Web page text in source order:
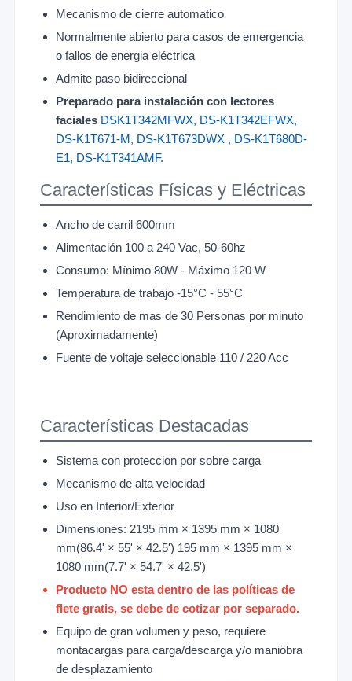
Mecanismo de cierre automatico
Normalmente abierto para casos de emergencia
o fallos de energia eléctrica
Admite paso bidireccional
Preparado para instalación con lectores
faciales DSK1T342MFWX, DS-K1T342EFWX,
DS-K1T671-M, DS-K1T673DWX , DS-K1T680D-
E1, DS-K1T341AMF.
Características Físicas y Eléctricas
Ancho de carril 600mm
Alimentación 100 a 240 Vac, 50-60hz
Consumo: Mínimo 80W - Máximo 120 W
Temperatura de trabajo -15°C - 55°C
Rendimiento de mas de 30 Personas por minuto
(Aproximadamente)
Fuente de voltaje seleccionable 110 / 220 Acc
Características Destacadas
Sistema con proteccion por sobre carga
Mecanismo de alta velocidad
Uso en Interior/Exterior
Dimensiones: 2195 mm × 1395 mm × 1080
mm(86.4' × 55' × 42.5') 195 mm × 1395 mm ×
1080 mm(7.7' × 54.7' × 42.5')
Producto NO esta dentro de las políticas de
flete gratis, se debe de cotizar por separado.
Equipo de gran volumen y peso, requiere
montacargas para carga/descarga y/o maniobra
de desplazamiento